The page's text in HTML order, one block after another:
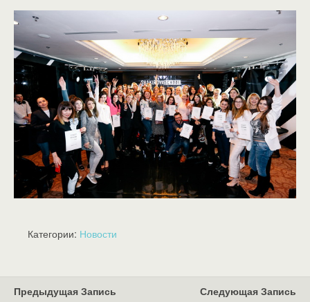
Категории: Новости
Предыдущая Запись Следующая Запись